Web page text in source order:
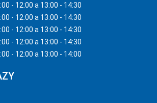
- 12:00 a 13:00 - 14:30
- 12:00 a 13:00 - 14:30
- 12:00 a 13:00 - 14:30
- 12:00 a 13:00 - 14:30
- 12:00 a 13:00 - 14:00